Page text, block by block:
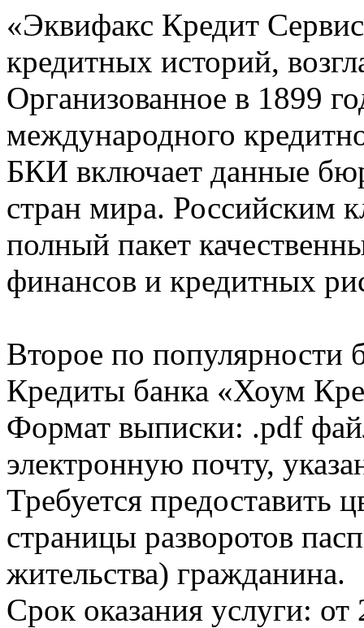
«Эквифакс Кредит
кредитных историй,
Организованное в 1899
международного
БКИ включает данные
стран мира. Российским
полный пакет
финансов и кредитных
Второе по популярности
Кредиты банка «Хоум
Формат выписки: .pdf
электронную почту,
Требуется предоставить
страницы разворотов
жительства) гражданина.
Срок оказания услуги: от